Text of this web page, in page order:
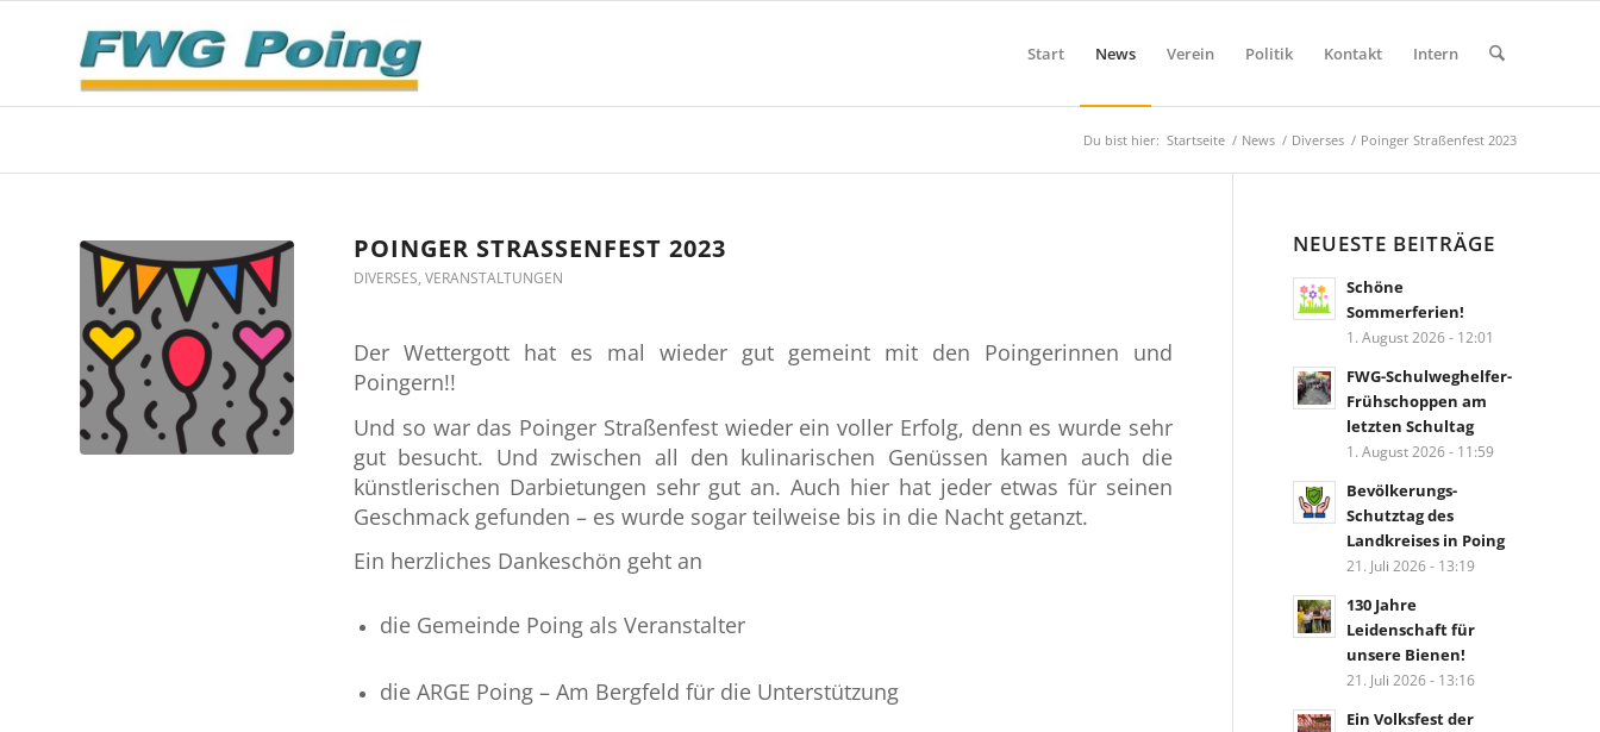
Start News Verein Politik Kontakt Intern
Du bist hier: Startseite / News / Diverses / Poinger Straßenfest 2023
POINGER STRASSENFEST 2023
DIVERSES, VERANSTALTUNGEN
Der Wettergott hat es mal wieder gut gemeint mit den Poingerinnen und
Poingern!!
Und so war das Poinger Straßenfest wieder ein voller Erfolg, denn es wurde sehr
gut besucht. Und zwischen all den kulinarischen Genüssen kamen auch die
künstlerischen Darbietungen sehr gut an. Auch hier hat jeder etwas für seinen
Geschmack gefunden – es wurde sogar teilweise bis in die Nacht getanzt.
Ein herzliches Dankeschön geht an
die Gemeinde Poing als Veranstalter
die ARGE Poing – Am Bergfeld für die Unterstützung
NEUESTE BEITRÄGE
Schöne
Sommerferien!
1. August 2026 - 12:01
FWG-Schulweghelfer-
Frühschoppen am
letzten Schultag
1. August 2026 - 11:59
Bevölkerungs-
Schutztag des
Landkreises in Poing
21. Juli 2026 - 13:19
130 Jahre
Leidenschaft für
unsere Bienen!
21. Juli 2026 - 13:16
Ein Volksfest der